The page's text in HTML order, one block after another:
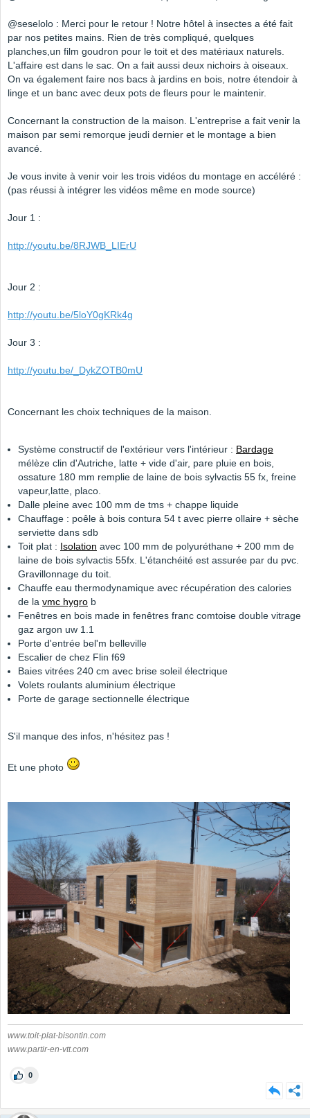
@seselolo : Merci pour le retour ! Notre hôtel à insectes a été fait
par nos petites mains. Rien de très compliqué, quelques
planches,un film goudron pour le toit et des matériaux naturels.
L'affaire est dans le sac. On a fait aussi deux nichoirs à oiseaux.
On va également faire nos bacs à jardins en bois, notre étendoir à
linge et un banc avec deux pots de fleurs pour le maintenir.
Concernant la construction de la maison. L'entreprise a fait venir la
maison par semi remorque jeudi dernier et le montage a bien
avancé.
Je vous invite à venir voir les trois vidéos du montage en accéléré :
(pas réussi à intégrer les vidéos même en mode source)
Jour 1 :
http://youtu.be/8RJWB_LIErU
Jour 2 :
http://youtu.be/5loY0gKRk4g
Jour 3 :
http://youtu.be/_DykZOTB0mU
Concernant les choix techniques de la maison.
Système constructif de l'extérieur vers l'intérieur : Bardage
mélèze clin d'Autriche, latte + vide d'air, pare pluie en bois,
ossature 180 mm remplie de laine de bois sylvactis 55 fx, freine
vapeur,latte, placo.
Dalle pleine avec 100 mm de tms + chappe liquide
Chauffage : poêle à bois contura 54 t avec pierre ollaire + sèche
serviette dans sdb
Toit plat : Isolation avec 100 mm de polyuréthane + 200 mm de
laine de bois sylvactis 55fx. L'étanchéité est assurée par du pvc.
Gravillonnage du toit.
Chauffe eau thermodynamique avec récupération des calories
de la vmc hygro b
Fenêtres en bois made in fenêtres franc comtoise double vitrage
gaz argon uw 1.1
Porte d'entrée bel'm belleville
Escalier de chez Flin f69
Baies vitrées 240 cm avec brise soleil électrique
Volets roulants aluminium électrique
Porte de garage sectionnelle électrique
S'il manque des infos, n'hésitez pas !
Et une photo
www.toit-plat-bisontin.com
www.partir-en-vtt.com
0